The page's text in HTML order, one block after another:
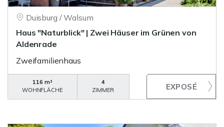
Duisburg / Walsum
Haus "Naturblick" | Zwei Häuser im Grünen von
Aldenrade
Zweifamilienhaus
116 m²
WOHNFLÄCHE
4
ZIMMER